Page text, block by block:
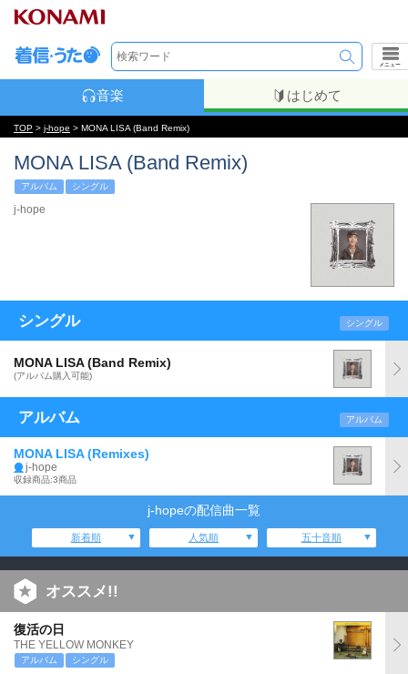
メニュー
音楽 はじめて
TOP > j-hope > MONA LISA (Band Remix)
MONA LISA (Band Remix)
アルバム シングル
j-hope
シングル シングル
MONA LISA (Band Remix)
(アルバム購入可能)
アルバム アルバム
MONA LISA (Remixes)
j-hope
収録商品:3商品
j-hopeの配信曲一覧
新着順 人気順 五十音順
オススメ!!
復活の日
THE YELLOW MONKEY
アルバム シングル